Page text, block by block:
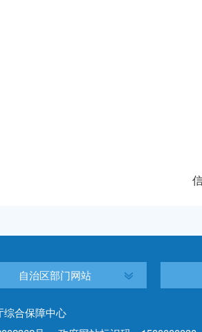
自治区部门网站
合保障中心